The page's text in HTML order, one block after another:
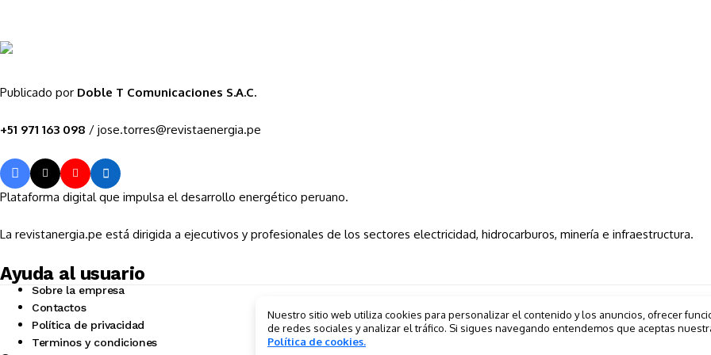
Publicado por Doble T Comunicaciones S.A.C.
+51 971 163 098 / jose.torres@revistaenergia.pe
Plataforma digital que impulsa el desarrollo energético peruano.
La revistanergia.pe está dirigida a ejecutivos y profesionales de los sectores electricidad, hidrocarburos, minería e infraestructura.
Ayuda al usuario
Sobre la empresa
Contactos
Política de privacidad
Terminos y condiciones
Nuestro sitio web utiliza cookies para personalizar el contenido y los anuncios, ofrecer
de redes sociales y analizar el tráfico. Si sigues navegando entendemos que aceptas
Política de cookies.